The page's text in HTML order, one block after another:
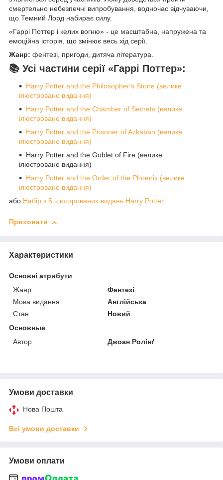
смертельно небезпечні випробування, водночас відчуваючи,
що Темний Лорд набирає силу.
«Гаррі Поттер і келих вогню» - це масштабна, напружена та
емоційна історія, що змінює весь хід серії.
Жанр: фентезі, пригоди, дитяча література.
📚 Усі частини серії «Гаррі Поттер»:
Harry Potter and the Philosopher's Stone (велике
ілюстроване видання)
Harry Potter and the Chamber of Secrets (велике
ілюстроване видання)
Harry Potter and the Prisoner of Azkaban (велике
ілюстроване видання)
Harry Potter and the Goblet of Fire (велике
ілюстроване видання)
Harry Potter and the Order of the Phoenix (велике
ілюстроване видання)
або Набір з 5 ілюстрованих видань Harry Potter
Приховати
Характеристики
Основні атрибути
Жанр
Фентезі
Мова видання
Англійська
Стан
Новий
Основные
Автор
Джоан Ролінґ
Умови доставки
Нова Пошта
Всі умови доставки
Умови оплати